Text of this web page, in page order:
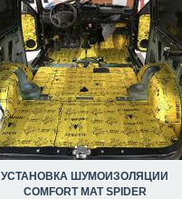
УСТАНОВКА ШУМОИЗОЛЯЦИИ
COMFORT MAT SPIDER